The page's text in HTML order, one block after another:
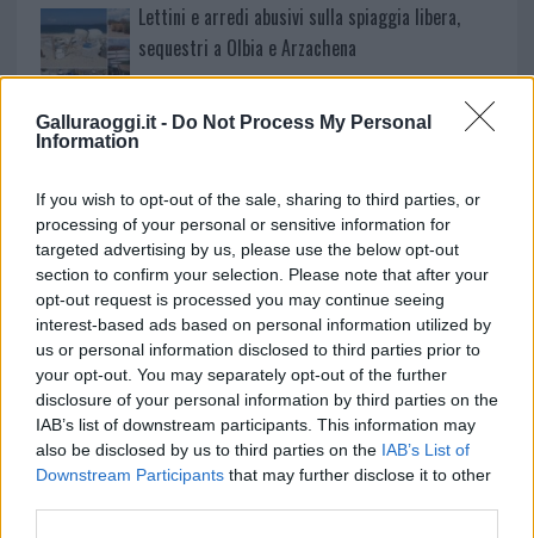
Galluraoggi.it - Do Not Process My Personal
Information
If you wish to opt-out of the sale, sharing to third parties, or
processing of your personal or sensitive information for
targeted advertising by us, please use the below opt-out
section to confirm your selection. Please note that after your
opt-out request is processed you may continue seeing
interest-based ads based on personal information utilized by
us or personal information disclosed to third parties prior to
your opt-out. You may separately opt-out of the further
disclosure of your personal information by third parties on the
IAB’s list of downstream participants. This information may
also be disclosed by us to third parties on the IAB’s List of
Downstream Participants that may further disclose it to other
Lettini e arredi abusivi sulla spiaggia libera,
sequestri a Olbia e Arzachena
È morto Francesco Guccini, il maestro che si
tenne lontano dalla Costa Smeralda
NECROLOGIE